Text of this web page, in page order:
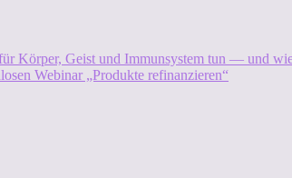
Körper, Geist und Immunsystem tun — und
Webinar „Produkte refinanzieren“